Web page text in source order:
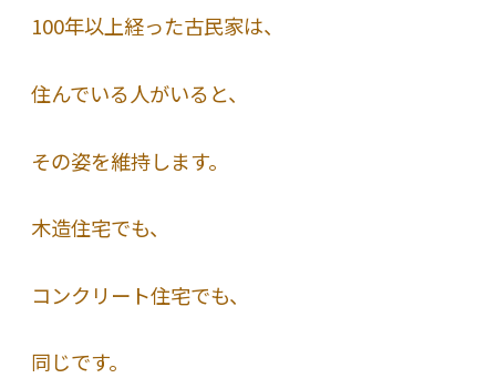
100年以上経った古民家は、
住んでいる人がいると、
その姿を維持します。
木造住宅でも、
コンクリート住宅でも、
同じです。